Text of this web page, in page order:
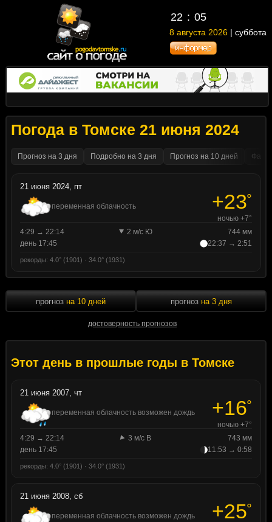
22 : 05
8 августа 2026 | суббота
Погода в Томске 21 июня 2024
Прогноз на 3 дня Подробно на 3 дня Прогноз на 10 дней
21 июня 2024, пт
переменная облачность +23°
ночью +7°
4:29 → 22:14
2 м/с Ю
744 мм
день 17:45
22:37 → 2:51
рекорды: 4.0° (1901) · 34.0° (1931)
прогноз на 10 дней
достоверность прогнозов
прогноз на 3 дня
Этот день в прошлые годы в Томске
21 июня 2007, чт
переменная облачность возможен дождь +16°
ночью +7°
4:29 → 22:14
3 м/с В
743 мм
день 17:45
11:53 → 0:58
рекорды: 4.0° (1901) · 34.0° (1931)
21 июня 2008, сб
переменная облачность возможен дождь +25°